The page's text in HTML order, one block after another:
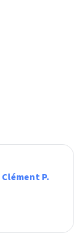
Clément P.